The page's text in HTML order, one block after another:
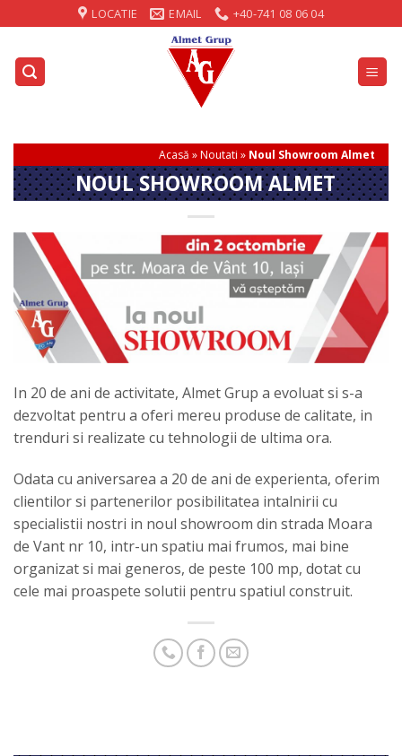
to
content
LOCATIE EMAIL +40-741 08 06 04
Acasă »Noutati » Noul Showroom Almet
NOUL SHOWROOM ALMET
In 20 de ani de activitate, Almet Grup a evoluat si s-a
dezvoltat pentru a oferi mereu produse de calitate, in
trenduri si realizate cu tehnologii de ultima ora.
Odata cu aniversarea a 20 de ani de experienta, oferim
clientilor si partenerilor posibilitatea intalnirii cu
specialistii nostri in noul showroom din strada Moara
de Vant nr 10, intr-un spatiu mai frumos, mai bine
organizat si mai generos, de peste 100 mp, dotat cu
cele mai proaspete solutii pentru spatiul construit.